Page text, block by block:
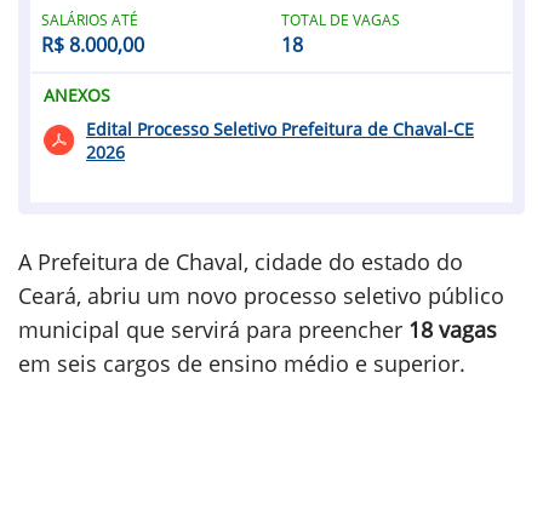
A Prefeitura de Chaval, cidade do estado do
Ceará, abriu um novo processo seletivo público
municipal que servirá para preencher 18 vagas
em seis cargos de ensino médio e superior.
SALÁRIOS ATÉ
R$ 8.000,00
TOTAL DE VAGAS
18
ANEXOS
Edital Processo Seletivo Prefeitura de Chaval-CE
2026